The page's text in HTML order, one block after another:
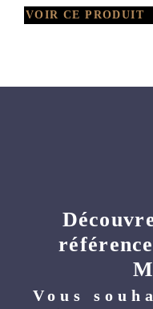
VOIR CE PRODUIT
Vous